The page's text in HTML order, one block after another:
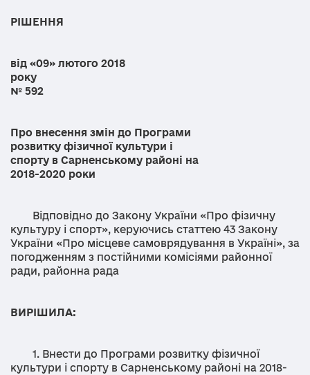
РІШЕННЯ
від «09» лютого 2018
№ 592
Про внесення змін до Програми
розвитку фізичної культури і
спорту в Сарненському районі на
2018-2020 роки
Відповідно до Закону України «Про фізичну
культуру і спорт», керуючись статтею 43 Закону
України «Про місцеве самоврядування в Україні», за
погодженням з постійними комісіями районної
ради, районна рада
ВИРІШИЛА:
1. Внести до Програми розвитку фізичної
культури і спорту в Сарненському районі на 2018-